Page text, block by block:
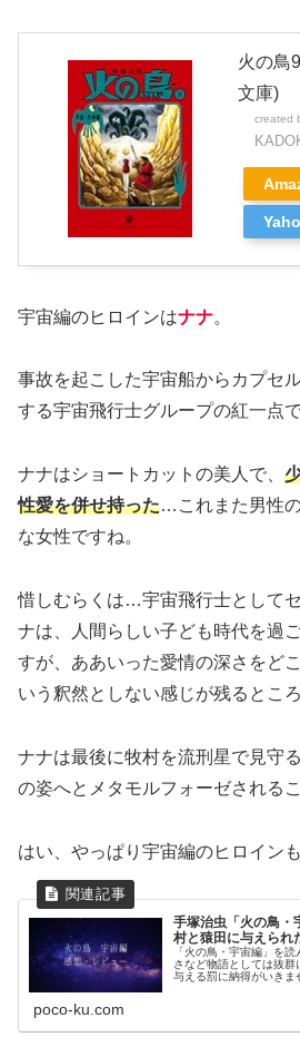
火の鳥
文庫)
created
宇宙編のヒロインはナナ。
事故を起こした宇宙船からカプセ
する宇宙飛行士グループの紅一点で
ナナはショートカットの美人で、
性愛を併せ持った…これまた男性
な女性ですね。
惜しむらくは…宇宙飛行士として
ナは、人間らしい子ども時代を過
すが、ああいった愛情の深さをど
いう釈然としない感じが残るところ
ナナは最後に牧村を流刑星で見守
の姿へとメタモルフォーゼされる
はい、やっぱり宇宙編のヒロイン
手塚治虫「火の鳥・
村と猿田に与えら
「火の鳥・宇宙編」を
さなど物語としては抜
与える罰に納得がいきま
poco-ku.com